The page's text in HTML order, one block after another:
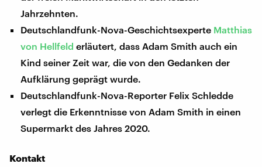
Jahrzehnten.
Deutschlandfunk-Nova-Geschichtsexperte Matthias
von Hellfeld erläutert, dass Adam Smith auch ein
Kind seiner Zeit war, die von den Gedanken der
Aufklärung geprägt wurde.
Deutschlandfunk-Nova-Reporter Felix Schledde
verlegt die Erkenntnisse von Adam Smith in einen
Supermarkt des Jahres 2020.
Kontakt